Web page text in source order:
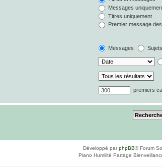
Messages
Titres uniquement
Premier message
Messages Sujets
premiers
Développé parphpBB® Forum
Piano Humilité Partage